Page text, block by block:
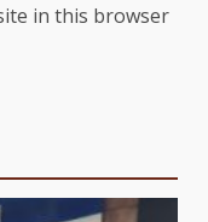
in this browser